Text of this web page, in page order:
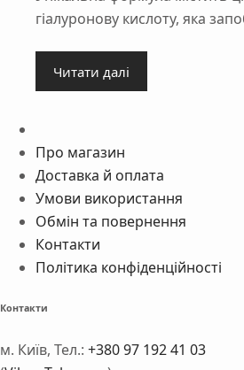
гіалуронову кислоту, яка
Читати далі
Про магазин
Доставка й оплата
Умови використання
Обмін та повернення
Контакти
Політика конфіденційності
Контакти
м. Київ, Тел.: +380 97 192 41 03